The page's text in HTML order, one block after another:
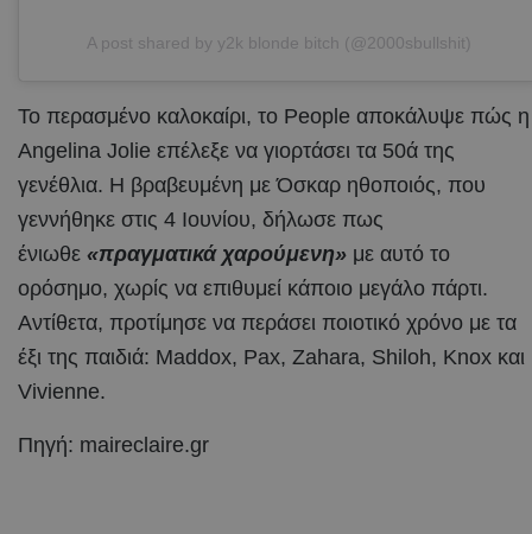
A post shared by y2k blonde bitch (@2000sbullshit)
Το περασμένο καλοκαίρι, το People αποκάλυψε πώς η
Angelina Jolie επέλεξε να γιορτάσει τα 50ά της
γενέθλια. Η βραβευμένη με Όσκαρ ηθοποιός, που
γεννήθηκε στις 4 Ιουνίου, δήλωσε πως
ένιωθε «πραγματικά χαρούμενη» με αυτό το
ορόσημο, χωρίς να επιθυμεί κάποιο μεγάλο πάρτι.
Αντίθετα, προτίμησε να περάσει ποιοτικό χρόνο με τα
έξι της παιδιά: Maddox, Pax, Zahara, Shiloh, Knox και
Vivienne.
Πηγή: maireclaire.gr